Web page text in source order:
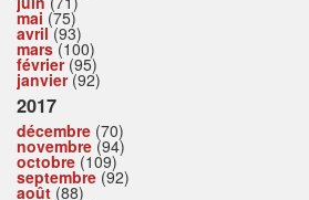
mai (75)
avril(93)
mars(100)
février(95)
janvier(92)
2017
décembre (70)
novembre (94)
octobre (109)
septembre (92)
août (88)